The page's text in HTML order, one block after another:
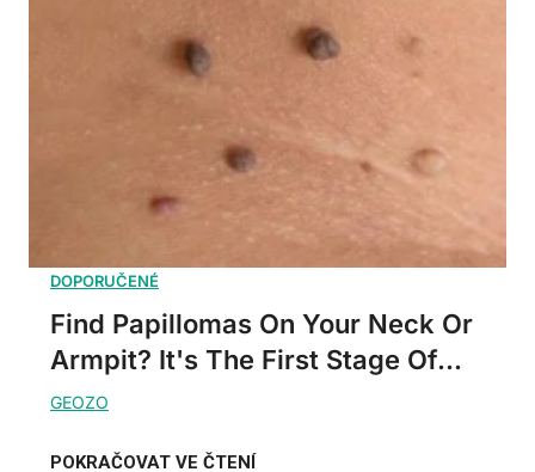
Find Papillomas On Your Neck Or
Armpit? It's The First Stage Of...